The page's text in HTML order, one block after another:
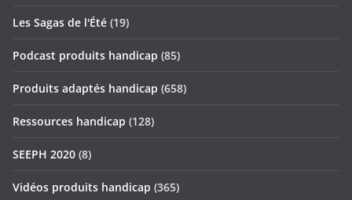
Les Sagas de l'Été (19)
Podcast produits handicap (85)
Produits adaptés handicap (658)
Ressources handicap (128)
SEEPH 2020 (8)
Vidéos produits handicap (365)